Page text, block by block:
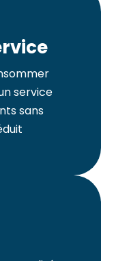
service
sans